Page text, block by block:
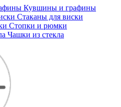
Кувшины и графины
Стаканы для виски
Стопки и рюмки
Чашки из стекла